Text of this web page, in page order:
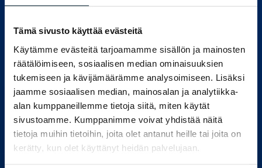
Tämä sivusto käyttää evästeitä
Käytämme evästeitä tarjoamamme sisällön ja mainosten
räätälöimiseen, sosiaalisen median ominaisuuksien
tukemiseen ja kävijämäärämme analysoimiseen. Lisäksi
jaamme sosiaalisen median, mainosalan ja analytiikka-
alan kumppaneillemme tietoja siitä, miten käytät
sivustoamme. Kumppanimme voivat yhdistää näitä
tietoja muihin tietoihin, joita olet antanut heille tai joita on
kerätty, kun olet käyttänyt heidän palvelujaan.
Analyysi sisältää myös tekoälyavusteisesti
toimenpidesuositukset.
Tutustu myös
henkilöstökokemuksen mittaamisen
palveluihimme!